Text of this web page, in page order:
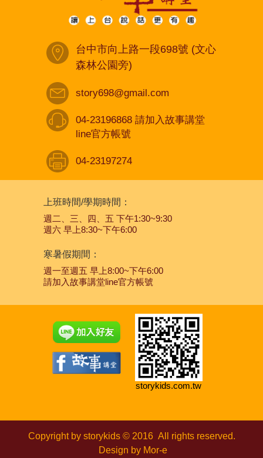
台中市向上路一段698號 (文心
森林公園旁)
story698@gmail.com
04-23196868 請加入故事講堂
line官方帳號
04-23197274
上班時間/學期時間：
週二、三、四、五 下午1:30~9:30
週六 早上8:30~下午6:00
寒暑假期間：
週一至週五 早上8:00~下午6:00
請加入故事講堂line官方帳號
storykids.com.tw
Copyright by storykids © 2016 All rights reserved.
Design by Mor-e